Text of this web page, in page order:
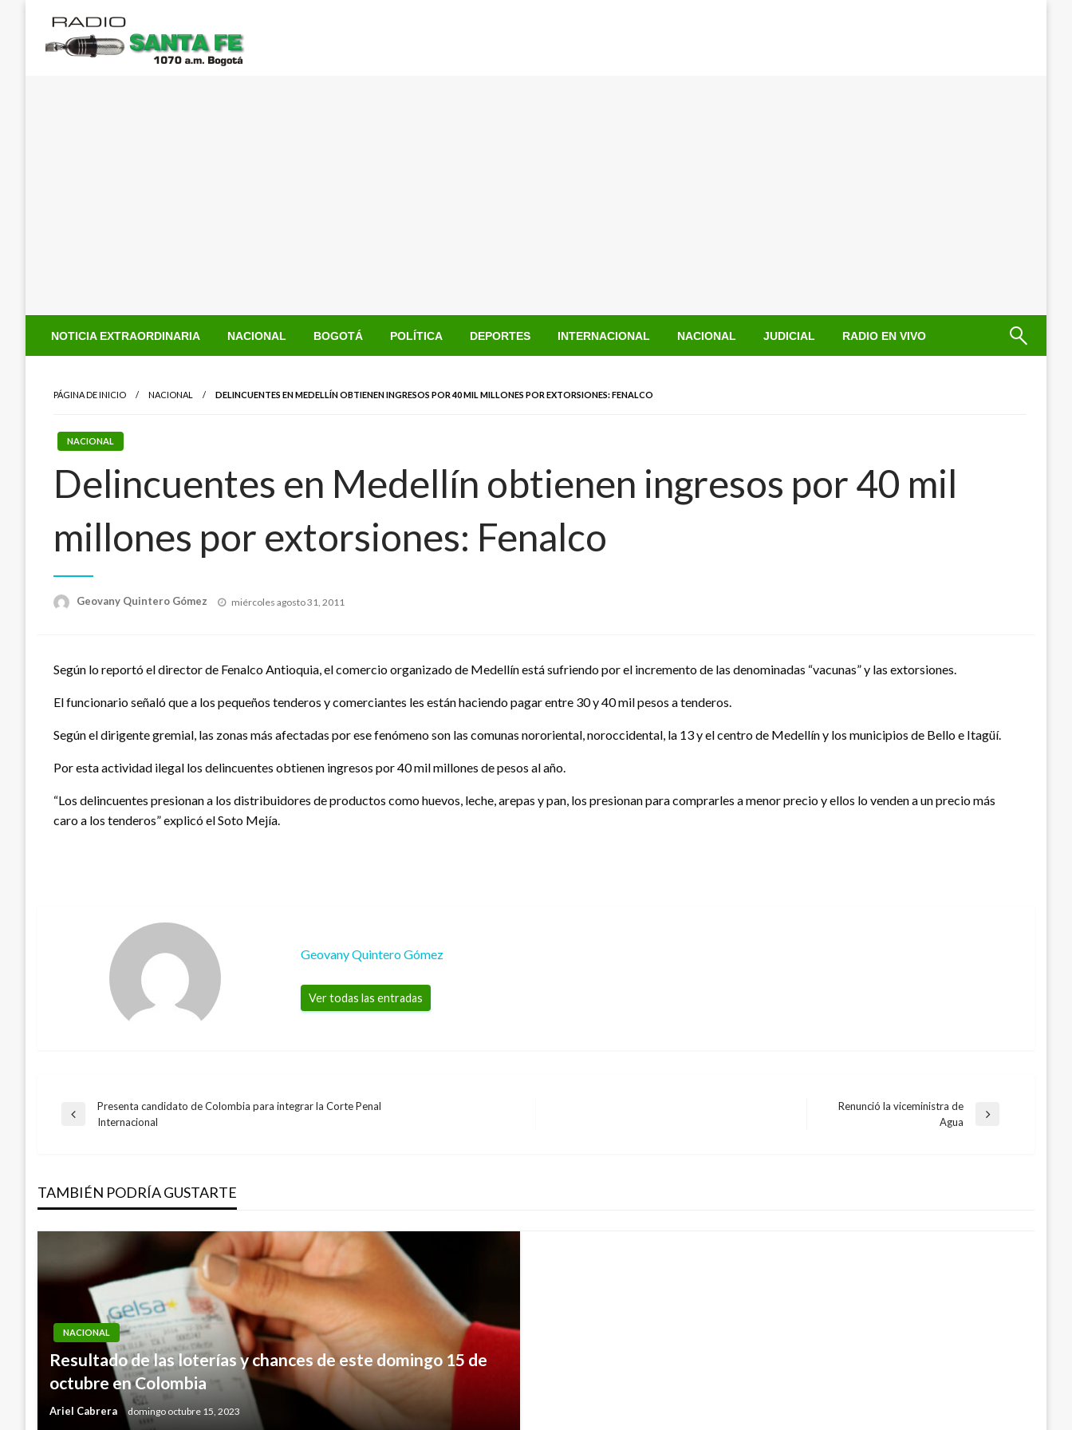
contenido
NOTICIA EXTRAORDINARIA NACIONAL BOGOTÁ POLÍTICA DEPORTES INTERNACIONAL NACIONAL JUDICIAL RADIO EN VIVO
PÁGINA DE INICIO NACIONAL DELINCUENTES EN MEDELLÍN OBTIENEN INGRESOS POR 40 MIL MILLONES POR EXTORSIONES: FENALCO
NACIONAL
Delincuentes en Medellín obtienen ingresos por 40 mil
millones por extorsiones: Fenalco
Geovany Quintero Gómez
Publicado
miércoles agosto 31, 2011
Según lo reportó el director de Fenalco Antioquia, el comercio organizado de Medellín está sufriendo por el incremento de las denominadas “vacunas” y las extorsiones.
El funcionario señaló que a los pequeños tenderos y comerciantes les están haciendo pagar entre 30 y 40 mil pesos a tenderos.
Según el dirigente gremial, las zonas más afectadas por ese fenómeno son las comunas nororiental, noroccidental, la 13 y el centro de Medellín y los municipios de Bello e Itagüí.
Por esta actividad ilegal los delincuentes obtienen ingresos por 40 mil millones de pesos al año.
“Los delincuentes presionan a los distribuidores de productos como huevos, leche, arepas y pan, los presionan para comprarles a menor precio y ellos lo venden a un precio más
caro a los tenderos” explicó el Soto Mejía.
Geovany Quintero Gómez
Ver todas las entradas
Navegación
entradas
Entrada
Presenta candidato de Colombia para integrar la Corte Penal
Internacional
Renunció la viceministra de
Agua
TAMBIÉN PODRÍA GUSTARTE
NACIONAL
Resultado de las loterías y chances de este domingo 15 de
octubre en Colombia
Ariel Cabrera domingo octubre 15, 2023